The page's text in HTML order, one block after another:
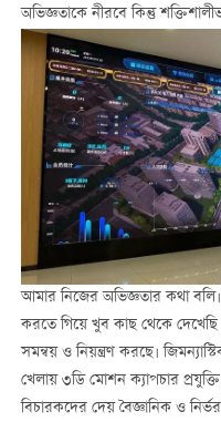
অভিজ্ঞতাকে নীরবে কিন্তু
আমার নিজের অভিজ্ঞতার কথা
করতে গিয়ে খুব কাছ থেকে দেখেছি
সমন্বয় ও নিয়ন্ত্রণ করছে।
খেলায় ৩ডি মোশন ক্যাপচার
বিচারকদের দেয় বৈজ্ঞানিক ও